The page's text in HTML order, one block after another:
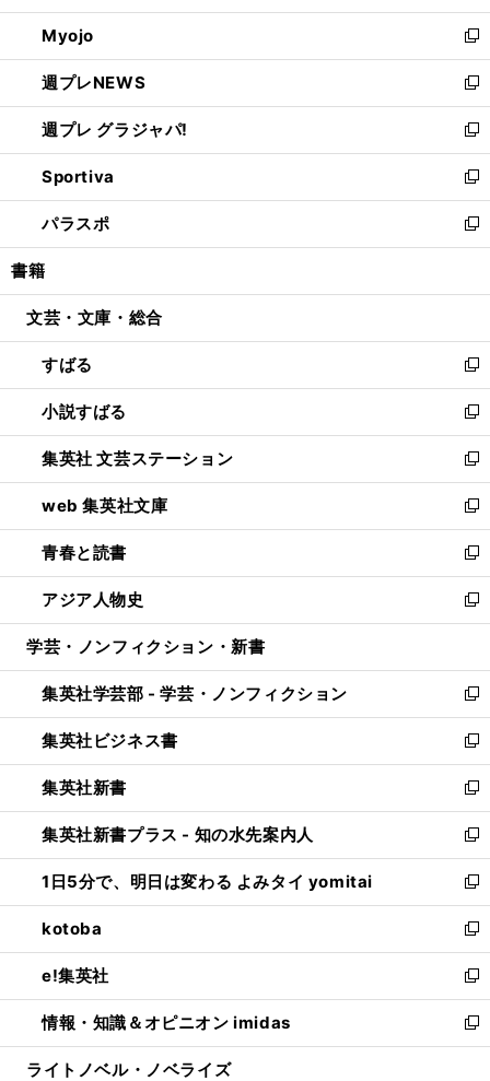
開
く
ウ
で
開
く
ン
ド
ウ
で
開
く
ウ
ィ
ン
ド
ウ
で
開
く
Myojo
新
し
い
ウ
ィ
ン
ド
ウ
で
開
週プレNEWS
新
し
い
ウ
ィ
ン
ド
ウ
開
週プレ グラジャパ!
新
し
い
ウ
ィ
ン
ウ
開
く
Sportiva
新
し
い
ウ
ン
ウ
で
開
く
パラスポ
新
し
ウ
ン
ド
ウ
で
開
く
書籍
文芸・文庫・総合
すばる
新
し
い
ウ
ィ
ン
ド
ウ
で
開
く
小説すばる
新
し
い
ウ
ィ
ン
ド
ウ
で
開
集英社 文芸ステーション
新
し
い
ウ
ィ
ン
ド
ウ
開
く
web 集英社文庫
新
し
い
ウ
ィ
ン
ウ
で
開
く
青春と読書
新
し
い
ウ
ン
ド
ウ
で
開
く
アジア人物史
新
し
ウ
ィ
ン
ド
ウ
で
開
く
学芸・ノンフィクション・新書
集英社学芸部 - 学芸・ノンフィクション
新
し
い
ウ
ィ
ン
ド
ウ
で
開
く
集英社ビジネス書
新
し
い
ウ
ィ
ン
ド
ウ
で
開
く
集英社新書
新
し
い
ウ
ィ
ン
ド
ウ
で
開
く
集英社新書プラス - 知の水先案内人
新
し
い
ウ
ィ
ン
ド
ウ
で
開
1日5分で、明日は変わる よみタイ yomitai
新
し
い
ウ
ィ
ン
ド
ウ
kotoba
新
し
い
ウ
ィ
ン
e!集英社
新
し
い
ウ
情報・知識＆オピニオン imidas
新
し
ライトノベル・ノベライズ